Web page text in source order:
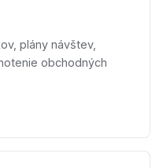
plány návštev,
obchodných